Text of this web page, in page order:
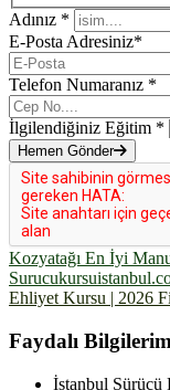
Adınız *
E-Posta Adresiniz*
Telefon Numaranız *
İlgilendiğiniz Eğitim *
Hemen Gönder
Kozyatağı En İyi
Ehliyet Kursu | 2026
Faydalı
İstanbul